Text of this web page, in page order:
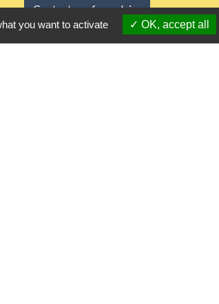
Contact par formulaire
Horaires d'ouverture
you want to activate OK, accept all